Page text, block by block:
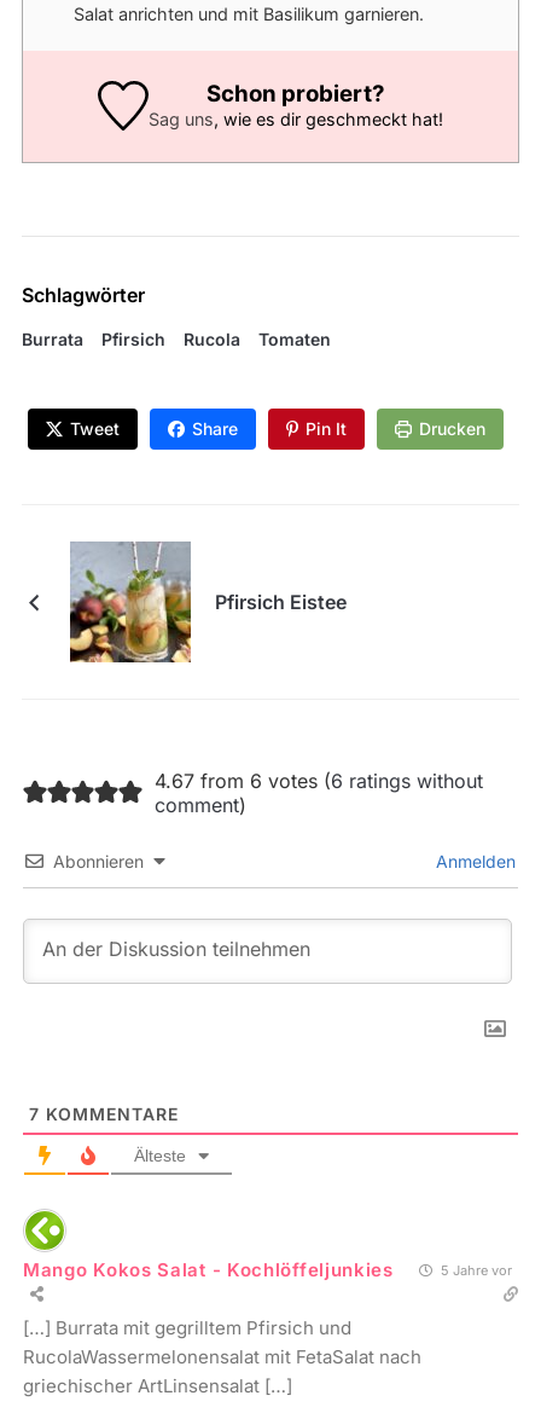
Salat anrichten und mit Basilikum garnieren.
Schon probiert?
Sag uns, wie es dir geschmeckt hat!
Schlagwörter
Burrata Pfirsich Rucola Tomaten
Tweet Share Pin It Drucken
Pfirsich Eistee
4.67 from 6 votes (6 ratings without
comment)
Abonnieren Anmelden
7 KOMMENTARE
Älteste
Mango Kokos Salat - Kochlöffeljunkies 5 Jahre vor
[…] Burrata mit gegrilltem Pfirsich und
RucolaWassermelonensalat mit FetaSalat nach
griechischer ArtLinsensalat […]